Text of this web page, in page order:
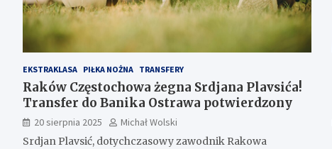
EKSTRAKLASA PIŁKA NOŻNA TRANSFERY
Raków Częstochowa żegna Srdjana Plavsića!
Transfer do Banika Ostrawa potwierdzony
20 sierpnia 2025
Michał Wolski
Srdjan Plavsić, dotychczasowy zawodnik Rakowa